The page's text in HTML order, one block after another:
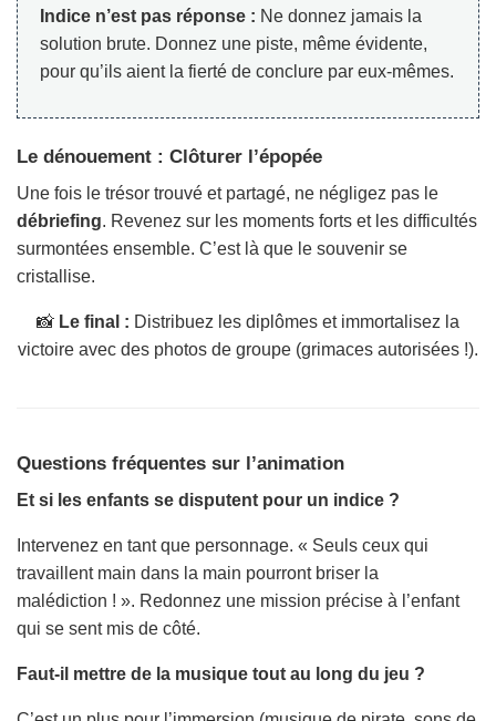
Indice n’est pas réponse : Ne donnez jamais la
solution brute. Donnez une piste, même évidente,
pour qu’ils aient la fierté de conclure par eux-mêmes.
Le dénouement : Clôturer l’épopée
Une fois le trésor trouvé et partagé, ne négligez pas le
débriefing. Revenez sur les moments forts et les difficultés
surmontées ensemble. C’est là que le souvenir se
cristallise.
📸 Le final : Distribuez les diplômes et immortalisez la
victoire avec des photos de groupe (grimaces autorisées !).
Questions fréquentes sur l’animation
Et si les enfants se disputent pour un indice ?
Intervenez en tant que personnage. « Seuls ceux qui
travaillent main dans la main pourront briser la
malédiction ! ». Redonnez une mission précise à l’enfant
qui se sent mis de côté.
Faut-il mettre de la musique tout au long du jeu ?